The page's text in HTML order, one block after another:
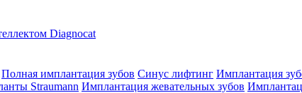
Diagnocat
Полная имплантация зубов Синус лифтинг Имплантация
Straumann Имплантация жевательных зубов